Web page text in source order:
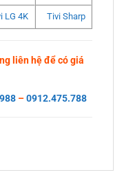
LG 4K Tivi Sharp
liên hệ để có giá
–0912.475.788